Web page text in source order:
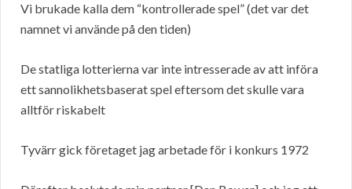
Vi brukade kalla dem “kontrollerade spel” (det var det
namnet vi använde på den tiden)
De statliga lotterierna var inte intresserade av att införa
ett sannolikhetsbaserat spel eftersom det skulle vara
alltför riskabelt
Tyvärr gick företaget jag arbetade för i konkurs 1972